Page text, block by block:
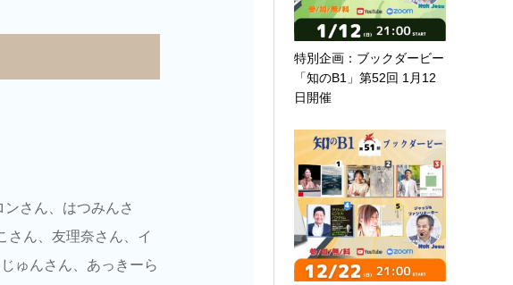
さん、はつみんさ
さん、友理奈さん、イ
ゅんさん、あっきーら
特別企画：ブックダービー
「知のB1」第52回 1月12
日開催